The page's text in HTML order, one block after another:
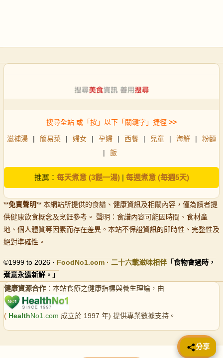
搜尋全站 或「按」以下「關鍵字」捷徑 >>
滋補湯 | 簡易菜 | 婦女 | 孕婦 | 西餐 | 兒童 | 海鮮 |
粉麵
|
飯
推薦： 每天煮意 (3餸一湯)| 每週煮意 (每週5天)
**免責聲明** 本網站所提供的食譜、健康資訊及相關內容，僅為讀者提
供健康飲食概念及烹飪參考。 聲明：食譜內容可能因時間、食材產
地、個人體質等因素而存在差異。本站不保證資訊的即時性、完整性及
絕對準確性。
©1999 to 2026 · FoodNo1.com · 二十六載滋味相伴 「食物會過時，
煮意永遠新鮮。」
健康資源合作 ：本站食療之健康指標與養生理論，由
( HealthNo1.com 成立於 1997 年) 提供專業數據支持。
📤 分享
分享